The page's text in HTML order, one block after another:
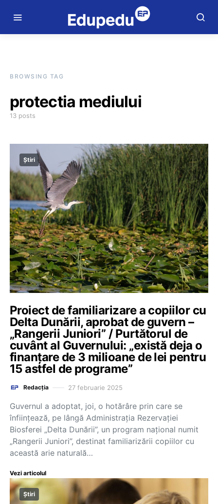
BROWSING TAG
protectia mediului
13 posts
Știri
Proiect de familiarizare a copiilor cu
Delta Dunării, aprobat de guvern –
„Rangerii Juniori” / Purtătorul de
cuvânt al Guvernului: „există deja o
finanțare de 3 milioane de lei pentru
15 astfel de programe”
Redacția 27 februarie 2025
Guvernul a adoptat, joi, o hotărâre prin care se
înființează, pe lângă Administrația Rezervației
Biosferei „Delta Dunării”, un program național numit
„Rangerii Juniori”, destinat familiarizării copiilor cu
această arie naturală…
Vezi articolul
Știri